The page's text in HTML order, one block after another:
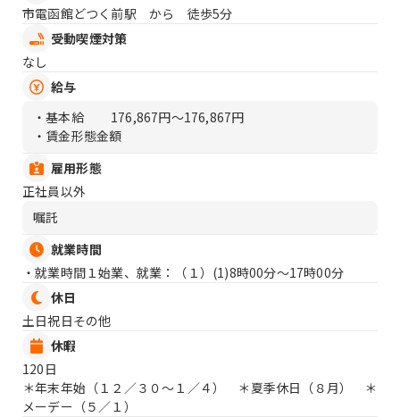
市電函館どつく前駅 から 徒歩5分
受動喫煙対策
なし
給与
・基本給
176,867円〜176,867円
・賃金形態金額
雇用形態
正社員以外
嘱託
就業時間
・就業時間１始業、就業：（１） (1)8時00分〜17時00分
休日
土日祝日その他
休暇
120日
＊年末年始（１２／３０〜１／４） ＊夏季休日（８月） ＊
メーデー（５／１）